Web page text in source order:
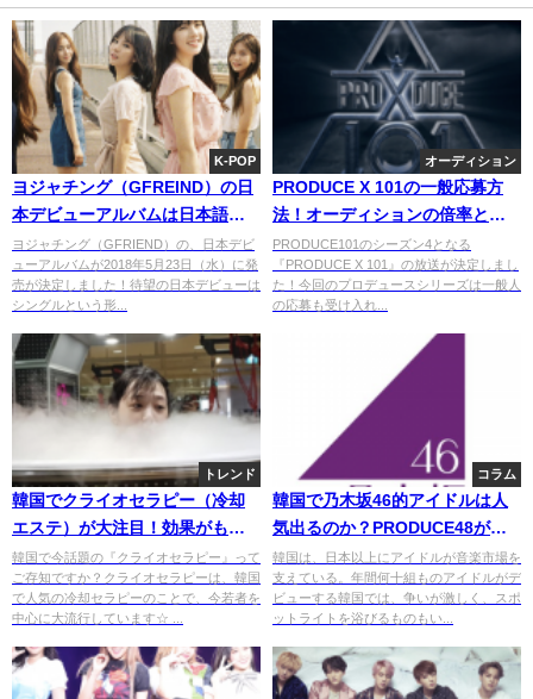
K-POP
ヨジャチング（GFREIND）の日
本デビューアルバムは日本語歌
詞の曲が6曲も！
ヨジャチング（GFRIEND）の、日本デビ
ューアルバムが2018年5月23日（水）に発
売が決定しました！待望の日本デビューは
シングルという形...
オーディション
PRODUCE X 101の一般応募方
法！オーディションの倍率とシ
ーズン4の見どころも紹介
PRODUCE101のシーズン4となる
『PRODUCE X 101』の放送が決定しまし
た！今回のプロデュースシリーズは一般人
の応募も受け入れ...
トレンド
韓国でクライオセラピー（冷却
エステ）が大注目！効果がもの
すごいって本当？
韓国で今話題の『クライオセラピー』って
ご存知ですか？クライオセラピーは、韓国
で人気の冷却セラピーのことで、今若者を
中心に大流行しています☆ ...
コラム
韓国で乃木坂46的アイドルは人
気出るのか？PRODUCE48が運
命を握る。
韓国は、日本以上にアイドルが音楽市場を
支えている。年間何十組ものアイドルがデ
ビューする韓国では、争いが激しく、スポ
ットライトを浴びるものもい...